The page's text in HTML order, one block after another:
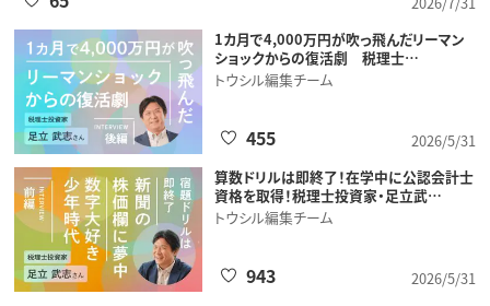
1カ月で4,000万円が吹っ飛んだリーマン
ショックからの復活劇 税理士…
トウシル編集チーム
2026/5/31
455
算数ドリルは即終了！在学中に公認会計士
資格を取得！税理士投資家・足立武…
トウシル編集チーム
2026/5/31
943